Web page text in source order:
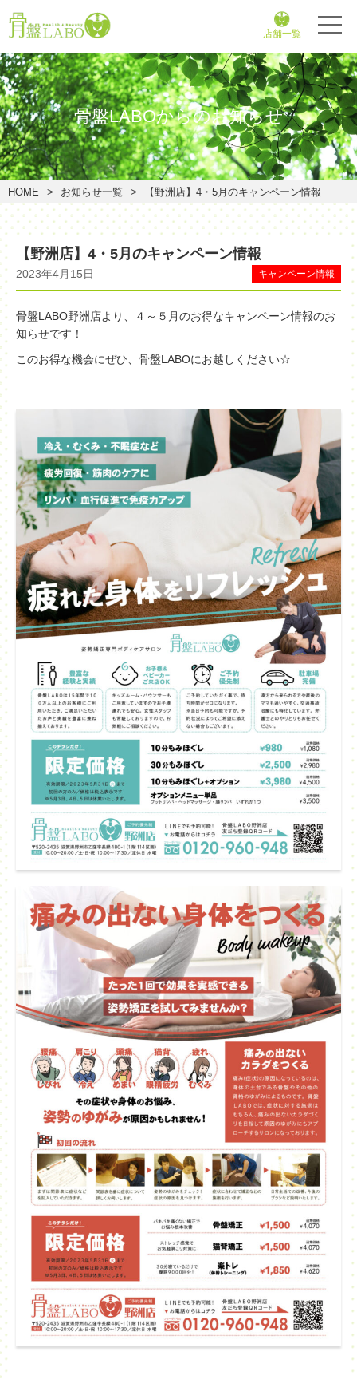
店舗一覧
骨盤LABOからのお知らせ
HOME お知らせ一覧 【野洲店】4・5月のキャンペーン情報
【野洲店】4・5月のキャンペーン情報
キャンペーン情報
2023年4月15日
骨盤LABO野洲店より、４～５月のお得なキャンペーン情報のお
知らせです！
このお得な機会にぜひ、骨盤LABOにお越しください☆